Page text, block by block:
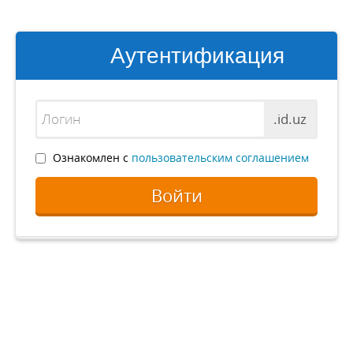
Аутентификация
.id.uz
Ознакомлен с пользовательским соглашением
Войти